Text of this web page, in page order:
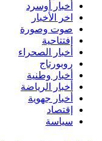
أخبار أوسرد
اخر الأخبار
صوت وصورة
إفتتاحية
أخبار الصحراء
روبورتاج
أخبار وطنية
أخبار الرياضة
أخبار جهوية
إقتصاد
سياسة